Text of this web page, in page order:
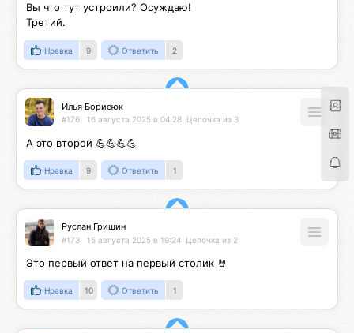
Вы что тут устроили? Осуждаю!
Третий.
Нравка 9 Ответить 2
Илья Борисюк
#176 16 августа 2025 в 04:28 Цепочка из 3
А это второй 💪💪💪💪
Нравка 9 Ответить 1
Руслан Гришин
#173 15 августа 2025 в 19:24 Цепочка из 2
Это первый ответ на первый столик 🤘
Нравка 10 Ответить 1